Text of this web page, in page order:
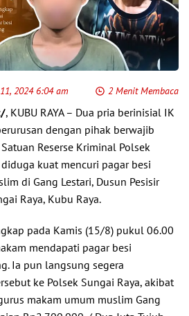
2024 6:04 am 2 Menit Membaca
, KUBU RAYA – Dua pria berinisial IK
dengan pihak berwajib
Reserse Kriminal Polsek
diduga kuat mencuri pagar besi
di Gang Lestari, Dusun Pesisir
Raya, Kubu Raya.
pada Kamis (15/8) pukul 06.00
mendapati pagar besi
Ia pun langsung segera
ke Polsek Sungai Raya, akibat
makam umum muslim Gang